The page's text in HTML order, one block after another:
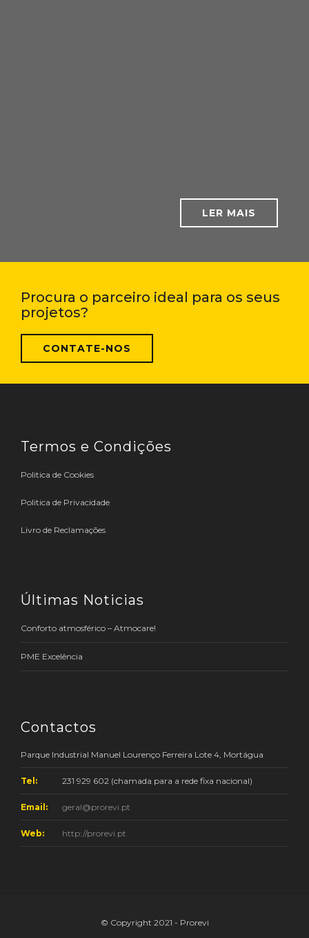
LER MAIS
Procura o parceiro ideal para os seus
projetos?
CONTATE-NOS
Termos e Condições
Politica de Cookies
Politica de Privacidade
Livro de Reclamações
Últimas Noticias
Conforto atmosférico – Atmocare!
PME Excelência
Contactos
Parque Industrial Manuel Lourenço Ferreira Lote 4, Mortágua
Tel: 231 929 602 (chamada para a rede fixa nacional)
Email: geral@prorevi.pt
Web: http://prorevi.pt
© Copyright 2021 - Prorevi